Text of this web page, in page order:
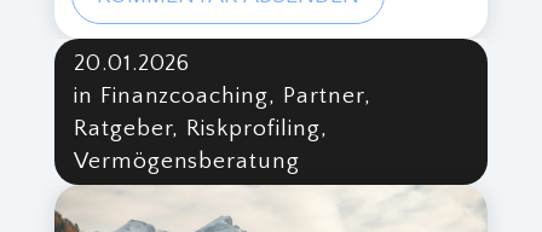
20.01.2026
in Finanzcoaching, Partner,
Ratgeber, Riskprofiling,
Vermögensberatung